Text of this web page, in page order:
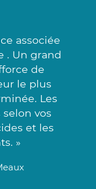
associée
. Un grand
de
le plus
Les
vos
et les
»